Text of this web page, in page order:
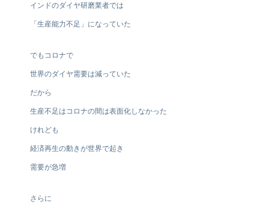
インドのダイヤ研磨業者では
「生産能力不足」になっていた
でもコロナで
世界のダイヤ需要は減っていた
だから
生産不足はコロナの間は表面化しなかった
けれども
経済再生の動きが世界で起き
需要が急増
さらに